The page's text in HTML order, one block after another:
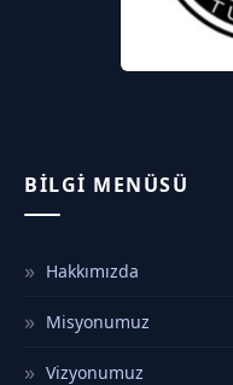
BILGI MENÜSÜ
Hakkımızda
Misyonumuz
Vizyonumuz